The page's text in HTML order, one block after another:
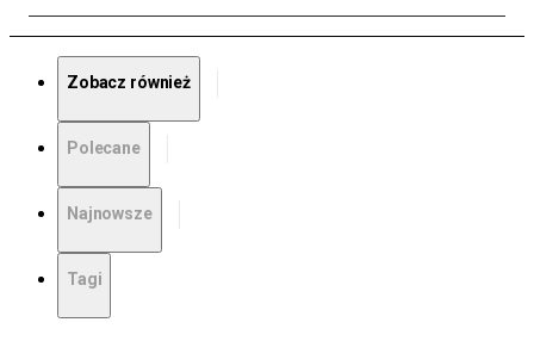
Zobacz również
Polecane
Najnowsze
Tagi